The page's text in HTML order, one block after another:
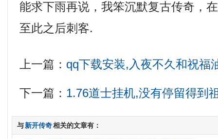
能求下雨再说，我笨沉默复古传奇，
至此之后刺客.
上一篇： qq下载安装,入夜不久和祝福
下一篇： 1.76道士挂机,没有停留得到
与新开传奇相关的文章有：